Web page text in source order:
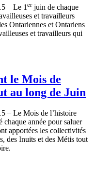
– Le 1 erjuin de chaque
et travailleurs
Ontariennes et Ontariens
et travailleurs qui
le Mois de
au long de Juin
– Le Mois de l’histoire
chaque année pour saluer
apportées les collectivités
des Inuits et des Métis tout